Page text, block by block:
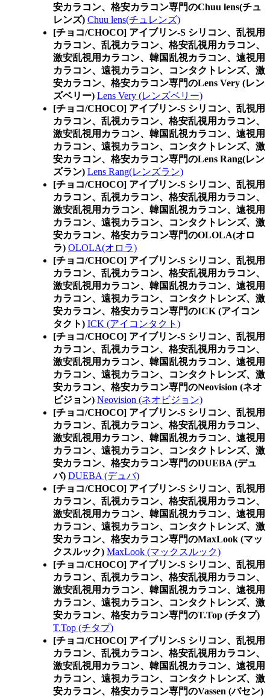
安カラコン、格安カラコン専門のChuu lens(チュ
レンズ) Chuu lens(チュレンズ)
[チョコ/CHOCO] アイブリン-S シリコン、乱視用
カラコン、乱視カラコン、格安乱視用カラコン、
激安乱視用カラコン、韓国乱視カラコン、遠視用
カラコン、遠視カラコン、コンタクトレンズ、激
安カラコン、格安カラコン専門のLens Very (レン
ズベリー) Lens Very (レンズベリー)
[チョコ/CHOCO] アイブリン-S シリコン、乱視用
カラコン、乱視カラコン、格安乱視用カラコン、
激安乱視用カラコン、韓国乱視カラコン、遠視用
カラコン、遠視カラコン、コンタクトレンズ、激
安カラコン、格安カラコン専門のLens Rang(レン
ズラン) Lens Rang(レンズラン)
[チョコ/CHOCO] アイブリン-S シリコン、乱視用
カラコン、乱視カラコン、格安乱視用カラコン、
激安乱視用カラコン、韓国乱視カラコン、遠視用
カラコン、遠視カラコン、コンタクトレンズ、激
安カラコン、格安カラコン専門のOLOLA(オロ
ラ) OLOLA(オロラ)
[チョコ/CHOCO] アイブリン-S シリコン、乱視用
カラコン、乱視カラコン、格安乱視用カラコン、
激安乱視用カラコン、韓国乱視カラコン、遠視用
カラコン、遠視カラコン、コンタクトレンズ、激
安カラコン、格安カラコン専門のICK (アイコン
タクト) ICK (アイコンタクト)
[チョコ/CHOCO] アイブリン-S シリコン、乱視用
カラコン、乱視カラコン、格安乱視用カラコン、
激安乱視用カラコン、韓国乱視カラコン、遠視用
カラコン、遠視カラコン、コンタクトレンズ、激
安カラコン、格安カラコン専門のNeovision (ネオ
ビジョン) Neovision (ネオビジョン)
[チョコ/CHOCO] アイブリン-S シリコン、乱視用
カラコン、乱視カラコン、格安乱視用カラコン、
激安乱視用カラコン、韓国乱視カラコン、遠視用
カラコン、遠視カラコン、コンタクトレンズ、激
安カラコン、格安カラコン専門のDUEBA (デュ
バ) DUEBA (デュバ)
[チョコ/CHOCO] アイブリン-S シリコン、乱視用
カラコン、乱視カラコン、格安乱視用カラコン、
激安乱視用カラコン、韓国乱視カラコン、遠視用
カラコン、遠視カラコン、コンタクトレンズ、激
安カラコン、格安カラコン専門のMaxLook (マッ
クスルック) MaxLook (マックスルック)
[チョコ/CHOCO] アイブリン-S シリコン、乱視用
カラコン、乱視カラコン、格安乱視用カラコン、
激安乱視用カラコン、韓国乱視カラコン、遠視用
カラコン、遠視カラコン、コンタクトレンズ、激
安カラコン、格安カラコン専門のT.Top (チタプ)
T.Top (チタプ)
[チョコ/CHOCO] アイブリン-S シリコン、乱視用
カラコン、乱視カラコン、格安乱視用カラコン、
激安乱視用カラコン、韓国乱視カラコン、遠視用
カラコン、遠視カラコン、コンタクトレンズ、激
安カラコン、格安カラコン専門のVassen (バセン)